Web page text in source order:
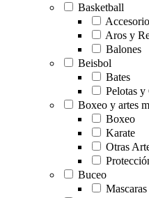
Basketball
Aros y
Balones
Beisbol
Bates
Pelotas y
Boxeo y artes
Boxeo
Karate
Otras
Buceo
Mascaras